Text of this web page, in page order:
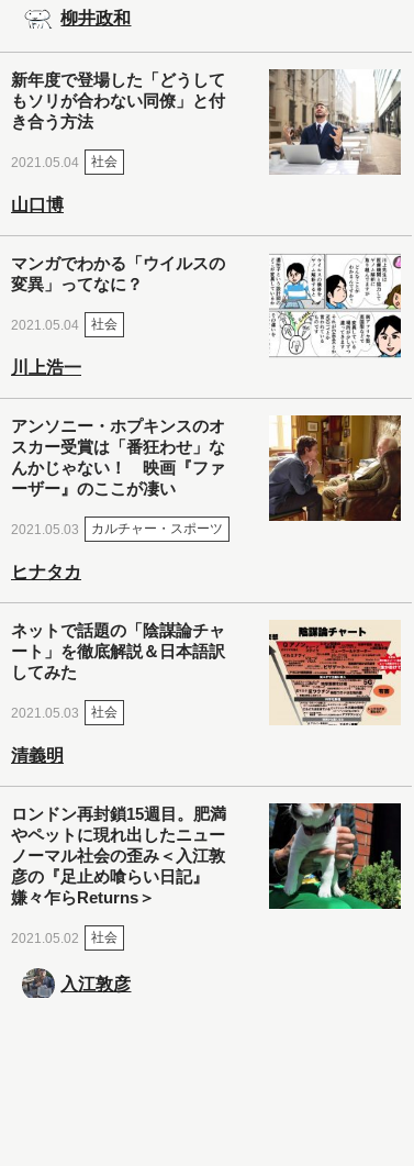
柳井政和
新年度で登場した「どうして
もソリが合わない同僚」と付
き合う方法
2021.05.04 社会
山口博
マンガでわかる「ウイルスの
変異」ってなに？
2021.05.04 社会
川上浩一
アンソニー・ホプキンスのオ
スカー受賞は「番狂わせ」な
んかじゃない！ 映画『ファ
ーザー』のここが凄い
2021.05.03 カルチャー・スポーツ
ヒナタカ
ネットで話題の「陰謀論チャ
ート」を徹底解説＆日本語訳
してみた
2021.05.03 社会
清義明
ロンドン再封鎖15週目。肥満
やペットに現れ出したニュー
ノーマル社会の歪み＜入江敦
彦の『足止め喰らい日記』
嫌々乍らReturns＞
2021.05.02 社会
入江敦彦